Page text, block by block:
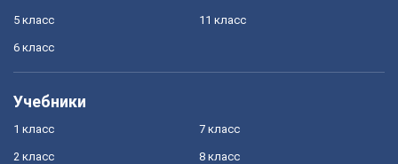
5 класс
6 класс
11 класс
Учебники
1 класс
2 класс
7 класс
8 класс